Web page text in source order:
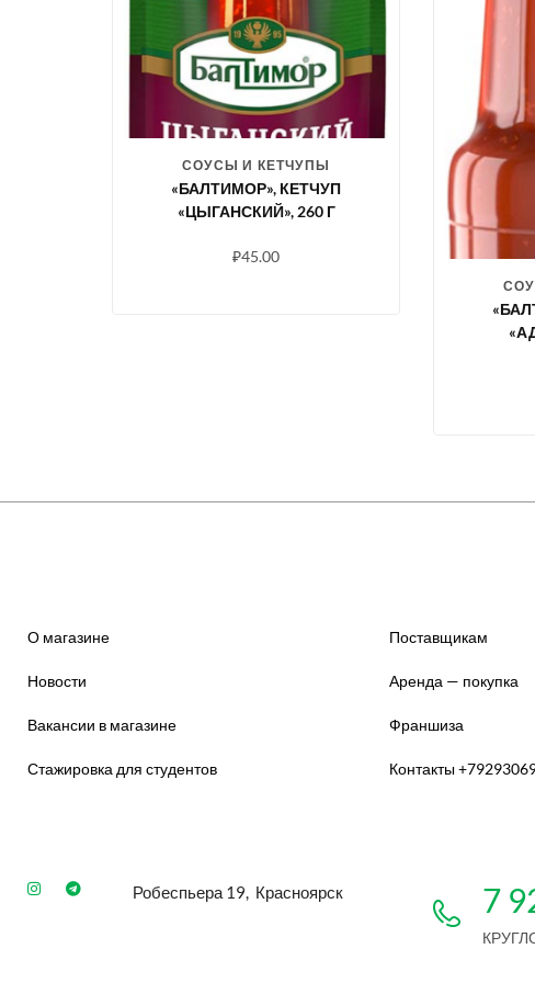
СОУСЫ И КЕТЧУПЫ
«БАЛТИМОР», КЕТЧУП
«ЦЫГАНСКИЙ», 260 Г
₽45.00
О магазине
Новости
Вакансии в магазине
Стажировка для студентов
Поставщикам
Аренда — покупка
Франшиза
Контакты
Робеспьера 19, Красноярск 7